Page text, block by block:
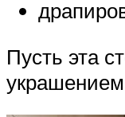
Пусть эта